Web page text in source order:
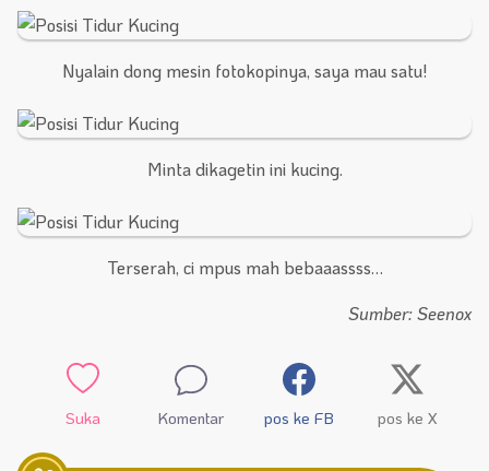
Nyalain dong mesin fotokopinya, saya mau satu!
Minta dikagetin ini kucing.
Terserah, ci mpus mah bebaaassss…
Sumber: Seenox
Suka Komentar pos ke FB pos ke X